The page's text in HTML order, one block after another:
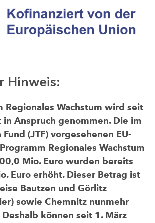
Hinweis:
Regionales Wachstum wird seit
Anspruch genommen. Die im
(JTF) vorgesehenen EU-
Regionales Wachstum
Mio. Euro wurden bereits
Euro erhöht. Dieser Betrag ist
Bautzen und Görlitz
sowie Chemnitz nunmehr
können seit 1. März